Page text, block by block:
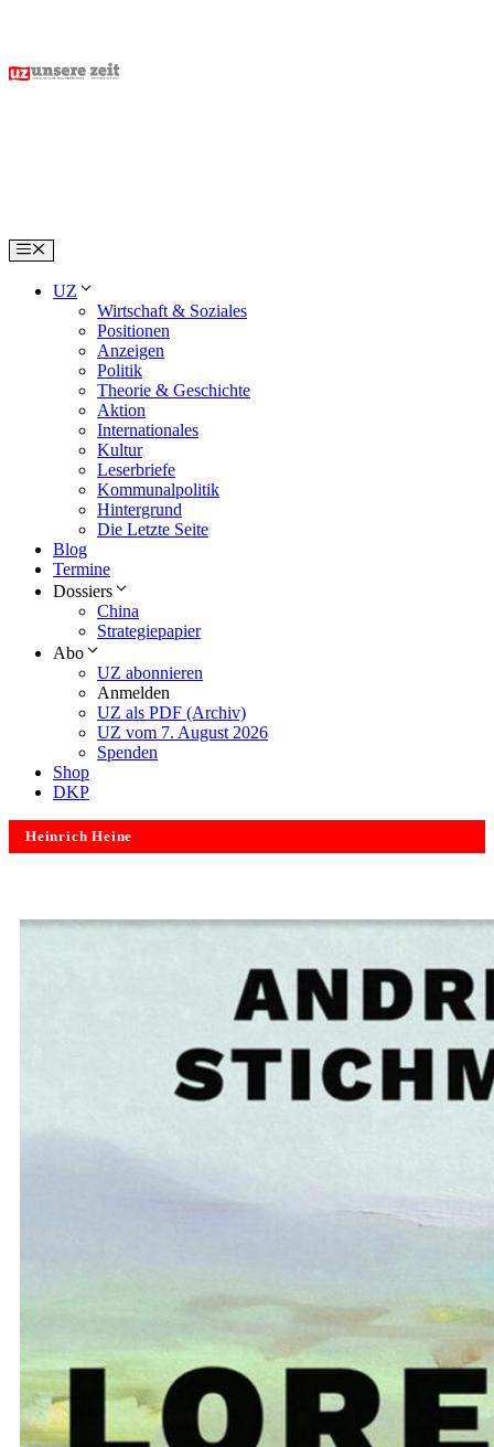
content
Menu
UZ
Wirtschaft & Soziales
Positionen
Anzeigen
Politik
Theorie & Geschichte
Aktion
Internationales
Kultur
Leserbriefe
Kommunalpolitik
Hintergrund
Die Letzte Seite
Blog
Termine
Dossiers
China
Strategiepapier
Abo
UZ abonnieren
Anmelden
UZ als PDF (Archiv)
UZ vom 7. August 2026
Spenden
Shop
DKP
Heinrich Heine